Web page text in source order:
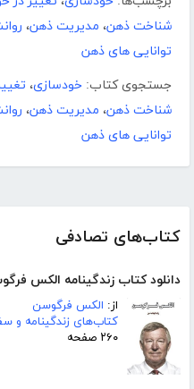
کتاب‌های تصادفی
دانلود کتاب زندگینامه الکس
از: الکس فرگوسن
کتاب‌های زندگینامه و
۲۶۰ صفحه
شناخت ذهن، مدیریت ذهن،
توانایی های ذهن
جستجوی کتاب: خودسازی،
شناخت ذهن، مدیریت ذهن،
توانایی های ذهن